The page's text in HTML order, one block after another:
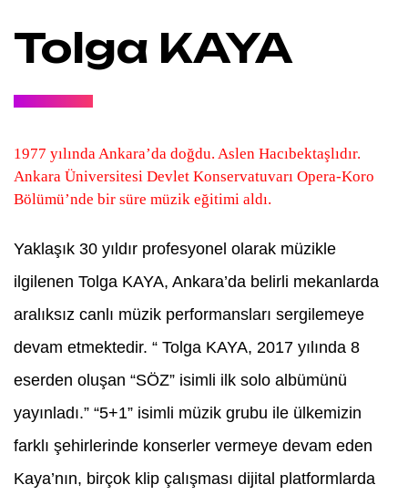
Tolga KAYA
1977 yılında Ankara’da doğdu. Aslen Hacıbektaşlıdır.
Ankara Üniversitesi Devlet Konservatuvarı Opera-Koro
Bölümü’nde bir süre müzik eğitimi aldı.
Yaklaşık 30 yıldır profesyonel olarak müzikle
ilgilenen Tolga KAYA, Ankara’da belirli mekanlarda
aralıksız canlı müzik performansları sergilemeye
devam etmektedir. “ Tolga KAYA, 2017 yılında 8
eserden oluşan “SÖZ” isimli ilk solo albümünü
yayınladı.” “5+1” isimli müzik grubu ile ülkemizin
farklı şehirlerinde konserler vermeye devam eden
Kaya’nın, birçok klip çalışması dijital platformlarda